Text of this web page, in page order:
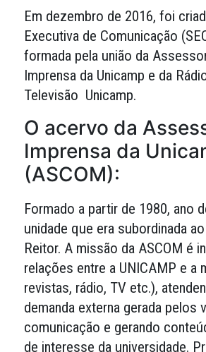
Em dezembro de 2016, foi
Executiva de Comunicação
formada pela união da
Imprensa da Unicamp e da
Televisão Unicamp.
O acervo da
Imprensa da
(ASCOM):
Formado a partir de 1980, ano
unidade que era subordinada
Reitor. A missão da ASCOM é
relações entre a UNICAMP e a
revistas, rádio, TV etc.),
demanda externa gerada pelos
comunicação e gerando
de interesse da universidade.